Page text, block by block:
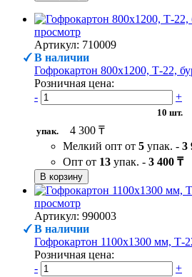
просмотр
Артикул: 710009
В наличии
Гофрокартон 800х1200, Т-22,
Розничная цена:
-
+
10 шт.
упак.
4 300 ₸
Мелкий опт от 5 упак. - 3
Опт от 13 упак. - 3 400 ₸
В корзину
просмотр
Артикул: 990003
В наличии
Гофрокартон 1100х1300 мм, Т-
Розничная цена:
-
+